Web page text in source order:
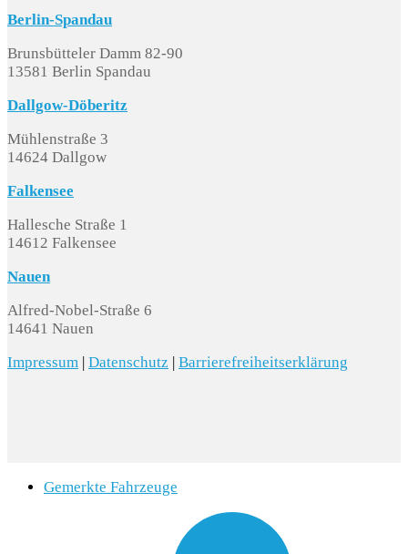
Berlin-Spandau
Brunsbütteler Damm 82-90
13581 Berlin Spandau
Dallgow-Döberitz
Mühlenstraße 3
14624 Dallgow
Falkensee
Hallesche Straße 1
14612 Falkensee
Nauen
Alfred-Nobel-Straße 6
14641 Nauen
Impressum Datenschutz Barrierefreiheitserklärung
Gemerkte Fahrzeuge